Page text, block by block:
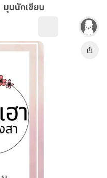
มุมนักเขียน